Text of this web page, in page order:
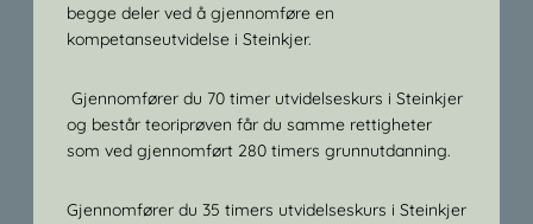
begge deler ved å gjennomføre en
kompetanseutvidelse i Steinkjer.
Gjennomfører du 70 timer utvidelseskurs i Steinkjer
og består teoriprøven får du samme rettigheter
som ved gjennomført 280 timers grunnutdanning.
Gjennomfører du 35 timers utvidelseskurs i Steinkjer